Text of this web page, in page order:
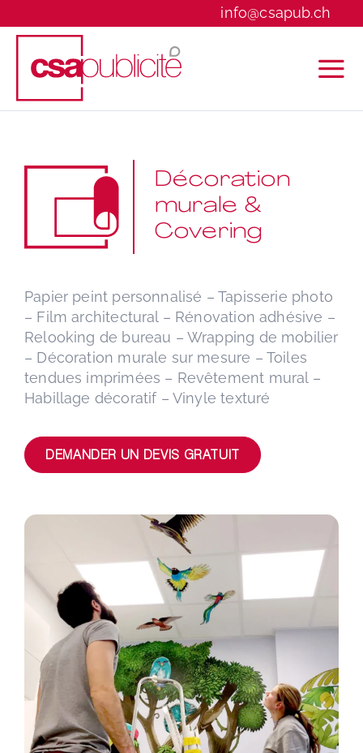
to
info@csapub.ch
Décoration
murale &
Covering
Papier peint personnalisé – Tapisserie photo
– Film architectural – Rénovation adhésive –
Relooking de bureau – Wrapping de mobilier
– Décoration murale sur mesure – Toiles
tendues imprimées – Revêtement mural –
Habillage décoratif – Vinyle texturé
DEMANDER UN DEVIS GRATUIT